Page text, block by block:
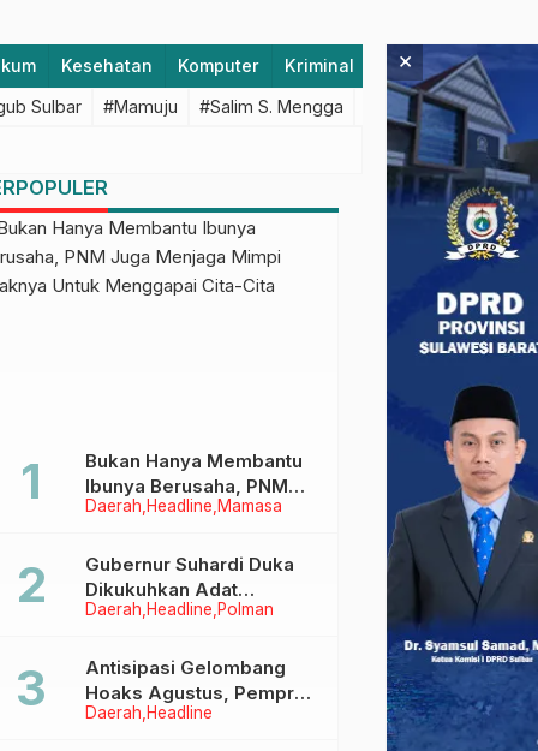
Kesehatan Komputer Kriminal Lifestyle
Sulbar #Mamuju #Salim S. Mengga #featured #Polda
Daerah Headline Mamasa
Bukan Hanya Membantu
Ibunya Berusaha, PNM
Juga Menjaga Mimpi
Menggapai Cita-Cita
Daerah Headline Polman
Gubernur Suhardi Duka
Dikukuhkan Adat
Balanipa, Raih Gelar Sulo
Daerah Headline
Antisipasi Gelombang
Hoaks Agustus, Pemprov
Sulbar Ajak Warga Jaga
×